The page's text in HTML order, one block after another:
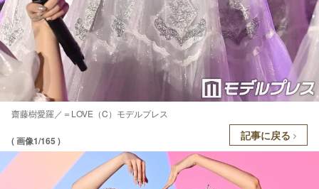
齋藤樹愛羅／＝LOVE（C）モデルプレス
( 画像1/165 ) 記事に戻る